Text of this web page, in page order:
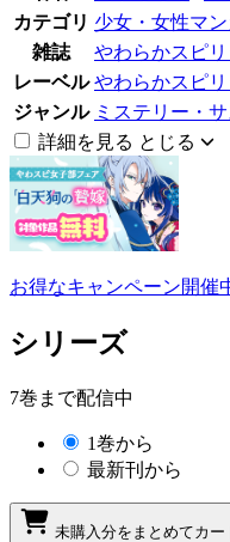
カテゴリ 少女・女性マ
雑誌
やわらかスピ
レーベル やわらかスピ
ジャンル ミステリー・
詳細を見る とじる
お得なキャンペーン開催
シリーズ
7巻まで配信中
1巻から
最新刊から
未購入分をまとめてカー